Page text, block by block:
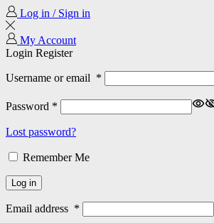
Log in / Sign in
My Account
Login Register
Username or email *
Password *
Lost password?
Remember Me
Log in
Email address *